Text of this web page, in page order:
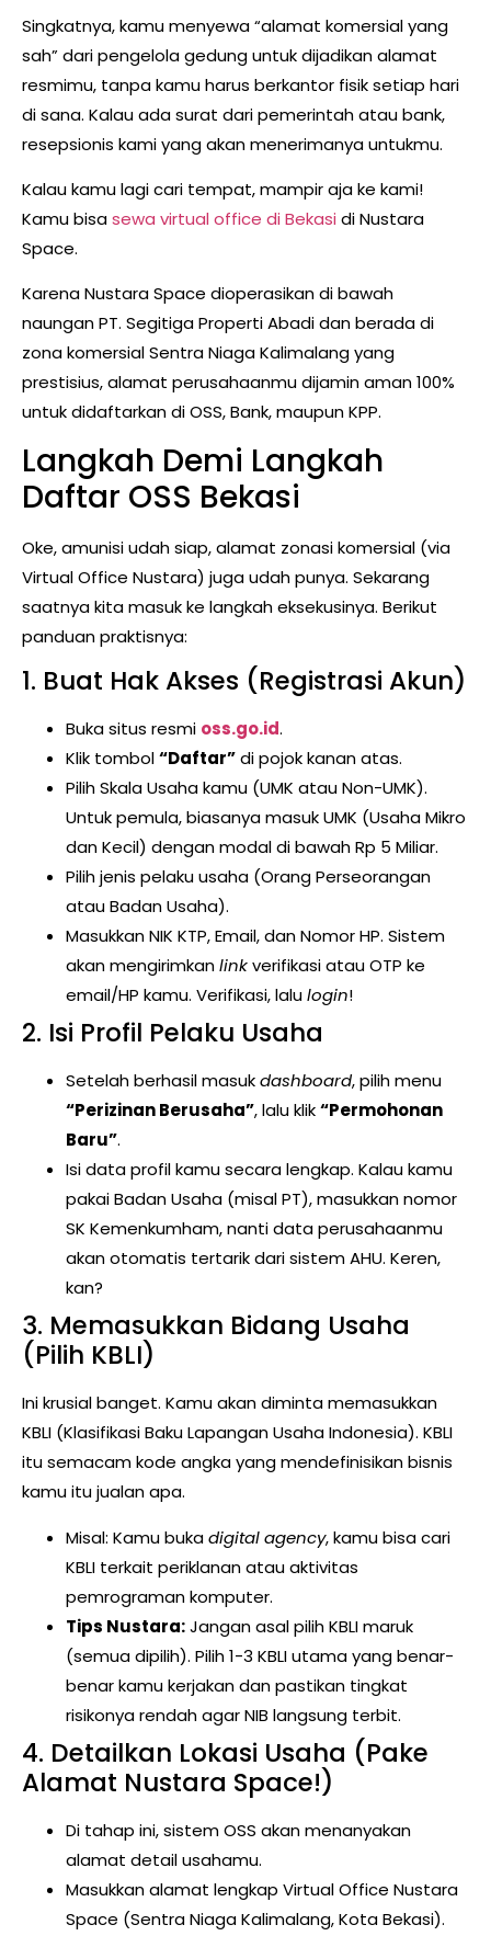
Singkatnya, kamu menyewa “alamat komersial yang
sah” dari pengelola gedung untuk dijadikan alamat
resmimu, tanpa kamu harus berkantor fisik setiap hari
di sana. Kalau ada surat dari pemerintah atau bank,
resepsionis kami yang akan menerimanya untukmu.
Kalau kamu lagi cari tempat, mampir aja ke kami!
Kamu bisasewa virtual office di Bekasi di Nustara
Space.
Karena Nustara Space dioperasikan di bawah
naungan PT. Segitiga Properti Abadi dan berada di
zona komersial Sentra Niaga Kalimalang yang
prestisius, alamat perusahaanmu dijamin aman 100%
untuk didaftarkan di OSS, Bank, maupun KPP.
Langkah Demi Langkah
Daftar OSS Bekasi
Oke, amunisi udah siap, alamat zonasi komersial (via
Virtual Office Nustara) juga udah punya. Sekarang
saatnya kita masuk ke langkah eksekusinya. Berikut
panduan praktisnya:
1. Buat Hak Akses (Registrasi Akun)
Buka situs resmi oss.go.id.
Klik tombol“Daftar”di pojok kanan atas.
Pilih Skala Usaha kamu (UMK atau Non-UMK).
Untuk pemula, biasanya masuk UMK (Usaha Mikro
dan Kecil) dengan modal di bawah Rp 5 Miliar.
Pilih jenis pelaku usaha (Orang Perseorangan
atau Badan Usaha).
Masukkan NIK KTP, Email, dan Nomor HP. Sistem
akan mengirimkanlinkverifikasi atau OTP ke
email/HP kamu. Verifikasi, lalulogin!
2. Isi Profil Pelaku Usaha
Setelah berhasil masukdashboard, pilih menu
“Perizinan Berusaha”, lalu klik“Permohonan
Baru”.
Isi data profil kamu secara lengkap. Kalau kamu
pakai Badan Usaha (misal PT), masukkan nomor
SK Kemenkumham, nanti data perusahaanmu
akan otomatis tertarik dari sistem AHU. Keren,
kan?
3. Memasukkan Bidang Usaha
(Pilih KBLI)
Ini krusial banget. Kamu akan diminta memasukkan
KBLI (Klasifikasi Baku Lapangan Usaha Indonesia). KBLI
itu semacam kode angka yang mendefinisikan bisnis
kamu itu jualan apa.
Misal: Kamu bukadigital agency, kamu bisa cari
KBLI terkait periklanan atau aktivitas
pemrograman komputer.
Tips Nustara:Jangan asal pilih KBLI maruk
(semua dipilih). Pilih 1-3 KBLI utama yang benar-
benar kamu kerjakan dan pastikan tingkat
risikonya rendah agar NIB langsung terbit.
4. Detailkan Lokasi Usaha (Pake
Alamat Nustara Space!)
Di tahap ini, sistem OSS akan menanyakan
alamat detail usahamu.
Masukkan alamat lengkap Virtual Office Nustara
Space (Sentra Niaga Kalimalang, Kota Bekasi).